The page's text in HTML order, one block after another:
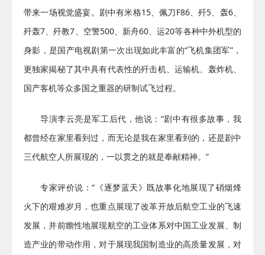
带来一场视觉盛宴。剧中有米格15、佩刀F86、歼5、轰6、
歼轰7、歼教7、空警500、新舟60、运20等各种中外机型的
身影，是国产电视剧第一次出现如此丰富的“飞机集团军”，
更独家揭秘了其中具有代表性的歼击机、运输机、轰炸机、
国产客机等众多国之重器的研制试飞过程。
导演李云亮是军工后代，他说：“剧中有很多故事，我
都曾经在家里看到过，而无论是我在家里看到的，还是剧中
三代航空人所展现的，一以贯之的就是奉献精神。”
专家评价说：“《逐梦蓝天》既故事化地展现了硝烟烽
火下的艰难岁月，也重点展现了改革开放后航空工业的飞速
发展，并前瞻性地展现航空的工业体系对中国工业发展、制
造产业的带动作用，对于展现我国制造业的高质量发展，对